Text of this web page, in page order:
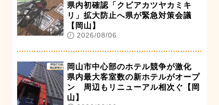
県内初確認「クビアカツヤカミキ
リ」拡大防止へ県が緊急対策会議
【岡山】
2026/08/06
岡山市中心部のホテル競争が激化
県内最大客室数の新ホテルがオープ
ン 周辺もリニューアル相次ぐ【岡
山】